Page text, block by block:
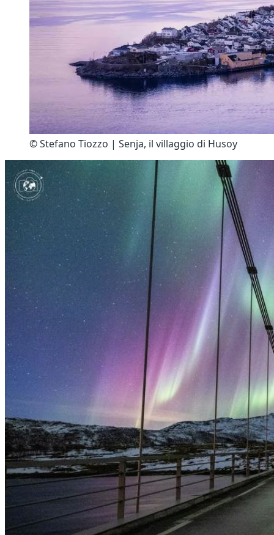
© Stefano Tiozzo | Senja, il villaggio di Husoy